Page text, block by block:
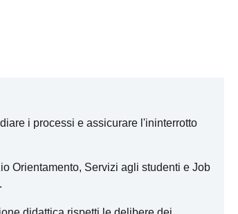
i processi e assicurare l'ininterrotto
Orientamento, Servizi agli studenti e Job